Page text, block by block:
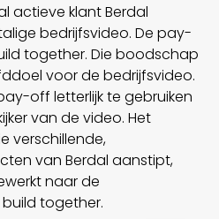
actieve klant Berdal
bedrijfsvideo. De pay-
together. Die boodschap
voor de bedrijfsvideo.
off letterlijk te gebruiken
van de video. Het
verschillende,
van Berdal aanstipt,
naar de
together.